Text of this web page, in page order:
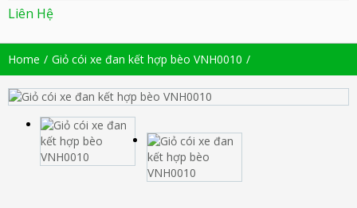
Liên Hệ
Home Giỏ cói xe đan kết hợp bèo VNH0010